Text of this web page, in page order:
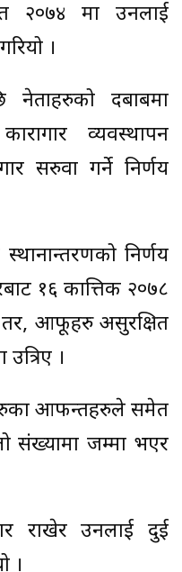
२०७४ मा उनलाई
।
नेताहरुको दबाबमा
व्यवस्थापन
सरुवा गर्ने निर्णय
निर्णय
१६ कात्तिक २०७८
तर, आफूहरु असुरक्षित
।
आफन्तहरुले समेत
संख्यामा जम्मा भएर
राखेर उनलाई दुई
।